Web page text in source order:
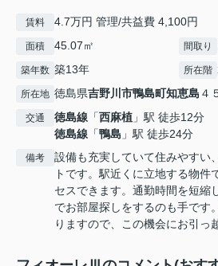
賃料 4.7万円 管理/共益費 4,100円
面積 45.07㎡ 間取り
築年数 築13年 所在階
所在地 徳島県吉野川市鴨島町知恵島 ４
交通 徳島線 「西麻植 」駅 徒歩12分
徳島線 「鴨島 」駅 徒歩24分
備考
設備も充実していて住みやすい
トです。駅近くに立地する物件
セスできます。通勤時間を短縮
でお部屋探しをするのも手です
りますので、この機会にお引っ